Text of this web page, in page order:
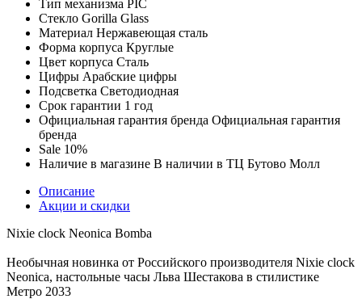
Тип механизма PIC
Стекло Gorilla Glass
Материал Нержавеющая сталь
Форма корпуса Круглые
Цвет корпуса Сталь
Цифры Арабские цифры
Подсветка Светодиодная
Срок гарантии 1 год
Официальная гарантия бренда Официальная гарантия
бренда
Sale 10%
Наличие в магазине В наличии в ТЦ Бутово Молл
Описание
Акции и скидки
Nixie clock Neonica Bomba
Необычная новинка от Российского производителя Nixie clock
Neonica, настольные часы Льва Шестакова в стилистике
Метро 2033